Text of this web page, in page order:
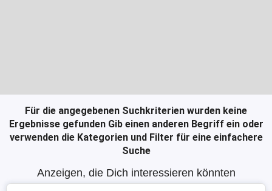
Für die angegebenen Suchkriterien wurden keine
Ergebnisse gefunden Gib einen anderen Begriff ein oder
verwenden die Kategorien und Filter für eine einfachere
Suche
Anzeigen, die Dich interessieren könnten